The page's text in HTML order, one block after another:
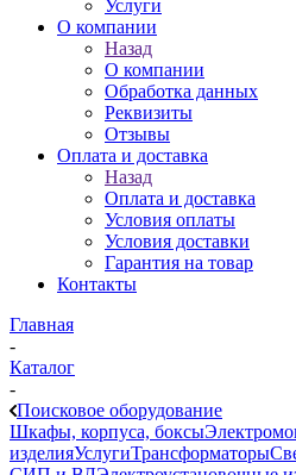
Услуги
О компании
Назад
О компании
Обработка данных
Реквизиты
Отзывы
Оплата и доставка
Назад
Оплата и доставка
Условия оплаты
Условия доставки
Гарантия на товар
Контакты
Главная
-
Каталог
-
Поисковое оборудование
Шкафы, корпуса, боксы
изделияУслугиТрансформаторы